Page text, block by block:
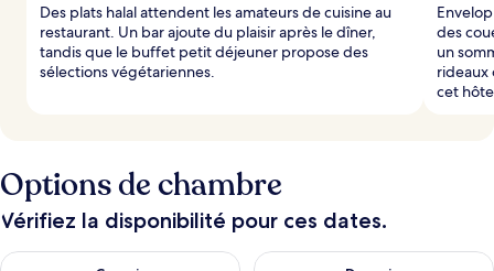
Des plats halal attendent les amateurs de cuisine au
restaurant. Un bar ajoute du plaisir après le dîner,
tandis que le buffet petit déjeuner propose des
sélections végétariennes.
des
un
rideaux
cet
Options de chambre
Vérifiez la disponibilité pour ces dates.
Vérifier la disponibilité pour ce soir août 7 - août 8
Vérifier la disponibilité pour